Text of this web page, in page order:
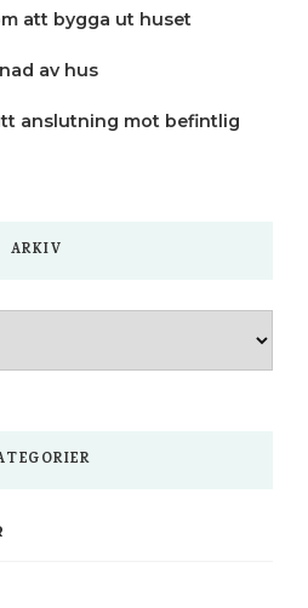
att bygga ut huset
av hus
anslutning mot befintlig
ARKIV